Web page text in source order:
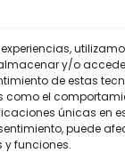
y/o
de estas
como el
únicas en
puede
funciones.
Y
De
De Cookies
Aviso Legal
los